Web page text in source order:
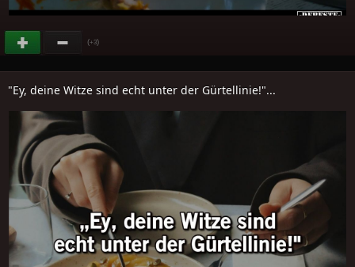
(+3)
"Ey, deine Witze sind echt unter der Gürtellinie!"...